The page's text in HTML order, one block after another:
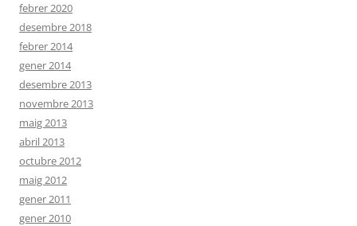
febrer 2020
desembre 2018
febrer 2014
gener 2014
desembre 2013
novembre 2013
maig 2013
abril 2013
octubre 2012
maig 2012
gener 2011
gener 2010